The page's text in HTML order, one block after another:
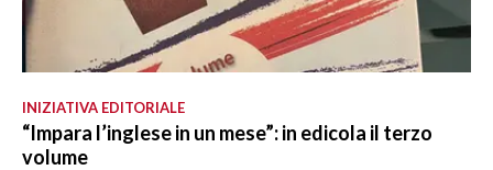
INIZIATIVA EDITORIALE
“Impara l’inglese in un mese”: in edicola il terzo
volume